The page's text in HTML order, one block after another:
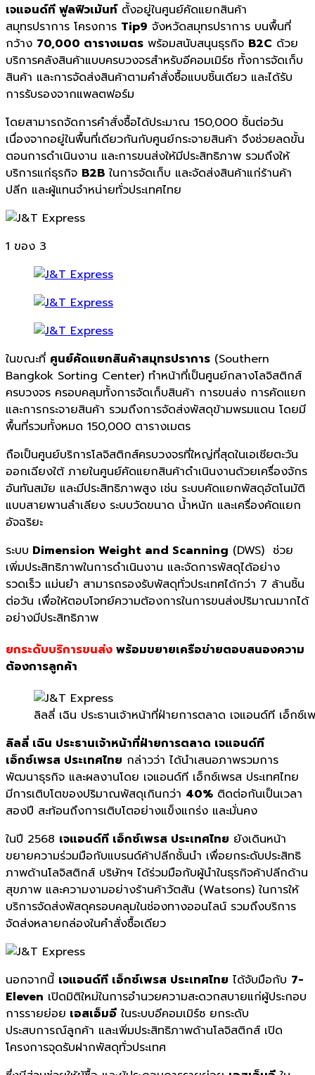
เจแอนด์ที ฟูลฟิวเม้นท์ตั้งอยู่ในศูนย์คัดแยกสินค้า
สมุทรปราการ โครงการ Tip9 จังหวัดสมุทรปราการ บนพื้นที่
กว้าง 70,000 ตารางเมตร พร้อมสนับสนุนธุรกิจ B2C ด้วย
บริการคลังสินค้าแบบครบวงจรสำหรับอีคอมเมิร์ซ ทั้งการจัดเก็บ
สินค้า และการจัดส่งสินค้าตามคำสั่งซื้อแบบชิ้นเดียว และได้รับ
การรับรองจากแพลตฟอร์ม
โดยสามารถจัดการคำสั่งซื้อได้ประมาณ 150,000 ชิ้นต่อวัน
เนื่องจากอยู่ในพื้นที่เดียวกันกับศูนย์กระจายสินค้า จึงช่วยลดขั้น
ตอนการดำเนินงาน และการขนส่งให้มีประสิทธิภาพ รวมถึงให้
บริการแก่ธุรกิจ B2B ในการจัดเก็บ และจัดส่งสินค้าแก่ร้านค้า
ปลีก และผู้แทนจำหน่ายทั่วประเทศไทย
1 ของ 3
ในขณะที่ ศูนย์คัดแยกสินค้าสมุทรปราการ (Southern
Bangkok Sorting Center) ทำหน้าที่เป็นศูนย์กลางโลจิสติกส์
ครบวงจร ครอบคลุมทั้งการจัดเก็บสินค้า การขนส่ง การคัดแยก
และการกระจายสินค้า รวมถึงการจัดส่งพัสดุข้ามพรมแดน โดยมี
พื้นที่รวมทั้งหมด 150,000 ตารางเมตร
ถือเป็นศูนย์บริการโลจิสติกส์ครบวงจรที่ใหญ่ที่สุดในเอเชียตะวัน
ออกเฉียงใต้ ภายในศูนย์คัดแยกสินค้าดำเนินงานด้วยเครื่องจักร
อันทันสมัย และมีประสิทธิภาพสูง เช่น ระบบคัดแยกพัสดุอัตโนมัติ
แบบสายพานลำเลียง ระบบวัดขนาด น้ำหนัก และเครื่องคัดแยก
อัจฉริยะ
ระบบ Dimension Weight and Scanning (DWS) ช่วย
เพิ่มประสิทธิภาพในการดำเนินงาน และจัดการพัสดุได้อย่าง
รวดเร็ว แม่นยำ สามารถรองรับพัสดุทั่วประเทศได้กว่า 7 ล้านชิ้น
ต่อวัน เพื่อให้ตอบโจทย์ความต้องการในการขนส่งปริมาณมากได้
อย่างมีประสิทธิภาพ
ยกระดับบริการขนส่ง พร้อมขยายเครือข่ายตอบสนองความ
ต้องการลูกค้า
ลิลลี่ เฉิน ประธานเจ้าหน้าที่ฝ่ายการตลาด เจแอนด์ที เอ็กซ์เ
ลิลลี่ เฉิน ประธานเจ้าหน้าที่ฝ่ายการตลาด เจแอนด์ที
เอ็กซ์เพรส ประเทศไทย กล่าวว่า ได้นำเสนอภาพรวมการ
พัฒนาธุรกิจ และผลงานโดย เจแอนด์ที เอ็กซ์เพรส ประเทศไทย
มีการเติบโตของปริมาณพัสดุเกินกว่า 40% ติดต่อกันเป็นเวลา
สองปี สะท้อนถึงการเติบโตอย่างแข็งแกร่ง และมั่นคง
ในปี 2568 เจแอนด์ที เอ็กซ์เพรส ประเทศไทย ยังเดินหน้า
ขยายความร่วมมือกับแบรนด์ค้าปลีกชั้นนำ เพื่อยกระดับประสิทธิ
ภาพด้านโลจิสติกส์ บริษัทฯ ได้ร่วมมือกับผู้นำในธุรกิจค้าปลีกด้าน
สุขภาพ และความงามอย่างร้านค้าวัตสัน (Watsons) ในการให้
บริการจัดส่งพัสดุครอบคลุมในช่องทางออนไลน์ รวมถึงบริการ
จัดส่งหลายกล่องในคำสั่งซื้อเดียว
นอกจากนี้ เจแอนด์ที เอ็กซ์เพรส ประเทศไทย ได้จับมือกับ 7-
Eleven เปิดมิติใหม่ในการอำนวยความสะดวกสบายแก่ผู้ประกอบ
การรายย่อย เอสเอ็มอี ในระบบอีคอมเมิร์ซ ยกระดับ
ประสบการณ์ลูกค้า และเพิ่มประสิทธิภาพด้านโลจิสติกส์ เปิด
โครงการจุดรับฝากพัสดุทั่วประเทศ